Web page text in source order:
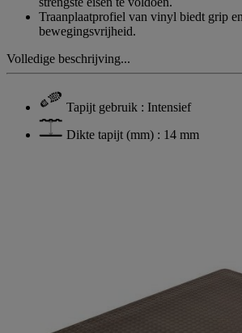
Traanplaatprofiel van vinyl biedt grip
bewegingsvrijheid.
Volledige beschrijving...
Tapijt gebruik : Intensief
Dikte tapijt (mm) : 14 mm